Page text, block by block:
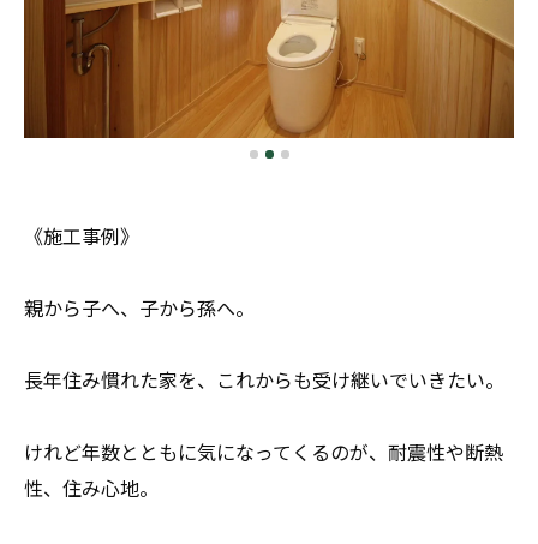
《施工事例》
親から子へ、子から孫へ。
長年住み慣れた家を、これからも受け継いでいきたい。
けれど年数とともに気になってくるのが、耐震性や断熱
性、住み心地。